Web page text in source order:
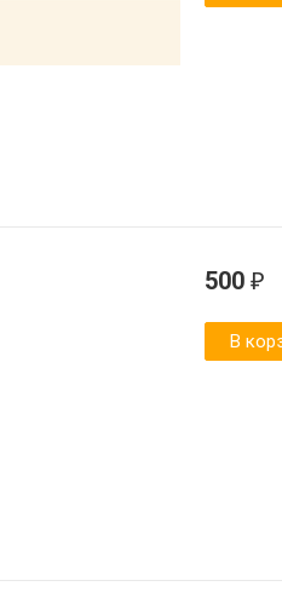
500 ₽
В